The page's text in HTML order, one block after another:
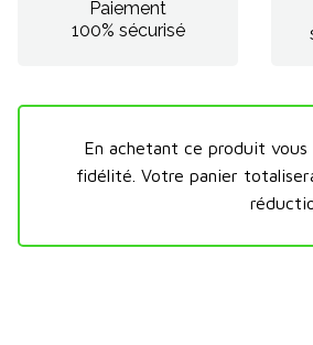
Paiement
100% sécurisé
En achetant ce produit vous
fidélité. Votre panier